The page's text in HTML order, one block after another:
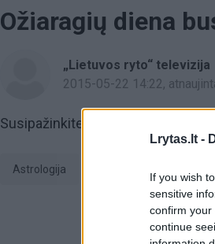
Lrytas.lt -
If you wish
sensitive
confirm your
continue
Ožiaragių diena
„Lietuvos ryto“ televizija
2015-05-22 14:22,
Susipažinkite su astrologinėmis
Astrologija